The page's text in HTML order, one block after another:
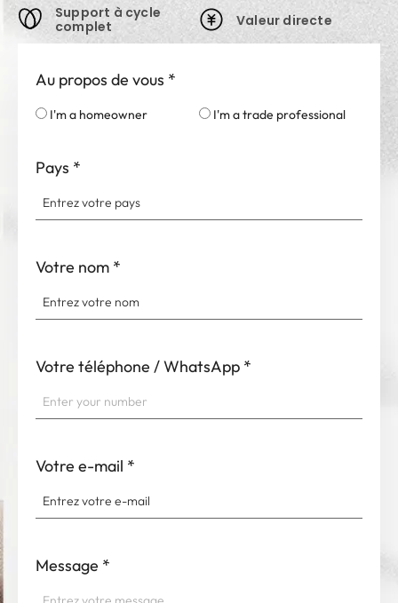
Support à cycle
complet
Valeur directe
Au propos de vous *
I'm a homeowner I'm a trade professional
Pays *
Votre nom *
Votre téléphone / WhatsApp *
Votre e-mail *
Message *